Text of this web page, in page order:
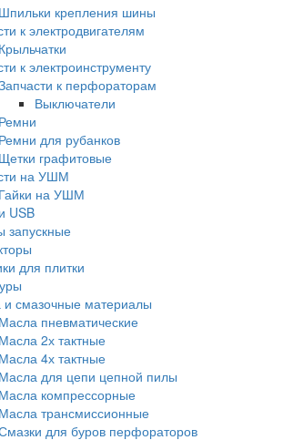
Шпильки крепления шины
к электродвигателям
Крыльчатки
к электроинструменту
к перфораторам
Выключатели
Ремни
Ремни для рубанков
Щетки графитовые
на УШМ
Гайки на УШМ
USB
запускные
для плитки
смазочные материалы
Масла пневматические
Масла 2х тактные
Масла 4х тактные
Масла для цепи цепной пилы
Масла компрессорные
Масла трансмиссионные
для буров перфораторов